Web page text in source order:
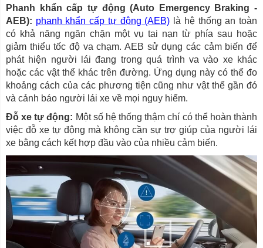
Phanh khẩn cấp tự động (Auto Emergency Braking -
AEB): phanh khẩn cấp tự động (AEB) là hệ thống an toàn
có khả năng ngăn chặn một vụ tai nạn từ phía sau hoặc
giảm thiểu tốc độ va chạm. AEB sử dụng các cảm biến để
phát hiện người lái đang trong quá trình va vào xe khác
hoặc các vật thể khác trên đường. Ứng dụng này có thể đo
khoảng cách của các phương tiện cũng như vật thể gần đó
và cảnh báo người lái xe về mọi nguy hiểm.
Đỗ xe tự động: Một số hệ thống thậm chí có thể hoàn thành
việc đỗ xe tự động mà không cần sự trợ giúp của người lái
xe bằng cách kết hợp đầu vào của nhiều cảm biến.